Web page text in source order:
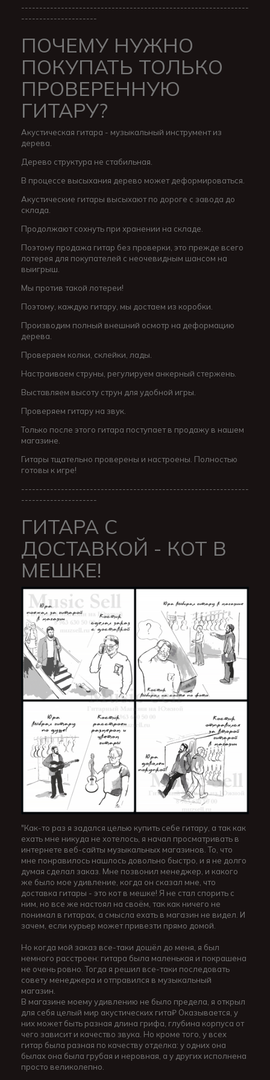
---------------------------------------------------------------
---------------------
ПОЧЕМУ НУЖНО
ПОКУПАТЬ ТОЛЬКО
ПРОВЕРЕННУЮ
ГИТАРУ?
Акустическая гитара - музыкальный инструмент из
дерева.
Дерево структура не стабильная.
В процессе высыхания дерево может деформироваться.
Акустические гитары высыхают по дороге с завода до
склада.
Продолжают сохнуть при хранении на складе.
Поэтому продажа гитар без проверки, это прежде всего
лотерея для покупателей с неочевидным шансом на
выигрыш.
Мы против такой лотереи!
Поэтому, каждую гитару, мы достаем из коробки.
Производим полный внешний осмотр на деформацию
дерева.
Проверяем колки, склейки, лады.
Настраиваем струны, регулируем анкерный стержень.
Выставляем высоту струн для удобной игры.
Проверяем гитару на звук.
Только после этого гитара поступает в продажу в нашем
магазине.
Гитары тщательно проверены и настроены. Полностью
готовы к игре!
---------------------------------------------------------------
---------------------
ГИТАРА С
ДОСТАВКОЙ - КОТ В
МЕШКЕ!
"Как-то раз я задался целью купить себе гитару, а так как
ехать мне никуда не хотелось, я начал просматривать в
интернете веб-сайты музыкальных магазинов. То, что
мне понравилось нашлось довольно быстро, и я не долго
думая сделал заказ. Мне позвонил менеджер, и какого
же было мое удивление, когда он сказал мне, что
доставка гитары - это кот в мешке! Я не стал спорить с
ним, но все же настоял на своём, так как ничего не
понимал в гитарах, а смысла ехать в магазин не видел. И
зачем, если курьер может привезти прямо домой.
Но когда мой заказ все-таки дошёл до меня, я был
немного расстроен: гитара была маленькая и покрашена
не очень ровно. Тогда я решил все-таки последовать
совету менеджера и отправился в музыкальный
магазин.
В магазине моему удивлению не было предела, я открыл
для себя целый мир акустических гита₽ Оказывается, у
них может быть разная длина грифа, глубина корпуса от
чего зависит и качество звука. Но кроме того, у всех
гитар была разная по качеству отделка: у одних она
былах она была грубая и неровная, а у других исполнена
просто великолепно.